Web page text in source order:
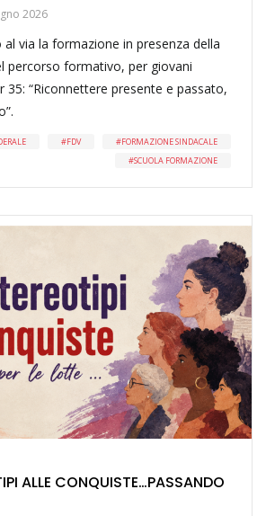
2026
al via la formazione in presenza della
percorso formativo, per giovani
35: “Riconnettere presente e passato,
FDV
FORMAZIONE SINDACALE
SCUOLA FORMAZIONE
ALLE CONQUISTE…PASSANDO